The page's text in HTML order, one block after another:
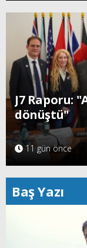
J7 Raporu:
dönüştü"
11 gün önce
Baş Yazı